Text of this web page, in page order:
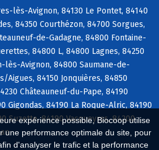
expérience possible, Biocoop utilise
une performance optimale du site, pour
d'analyser le trafic et la performance
lès-Avignon, 84130 Le Pontet, 84140
84350 Courthézon, 84700 Sorgues,
de-Gadagne, 84800 Fontaine-
84800 L, 84800 Lagnes, 84250
lès-Avignon, 84800 Saumane-de-
Aigues, 84150 Jonquières, 84850
Châteauneuf-du-Pape, 84190
Gigondas, 84190 La Roque-Alric, 84190
Suzette, 84190 Vacqueyras, 84200